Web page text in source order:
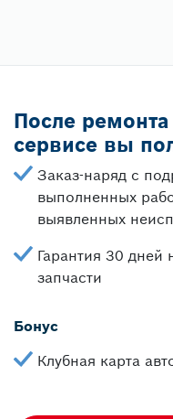
После
сервисе вы
Заказ-наряд с
выполненных
выявленных
Гарантия 30 дней
запчасти
Бонус
Клубная карта